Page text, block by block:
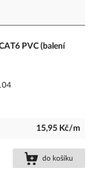
PVC (balení
15,95 Kč/m
do košíku